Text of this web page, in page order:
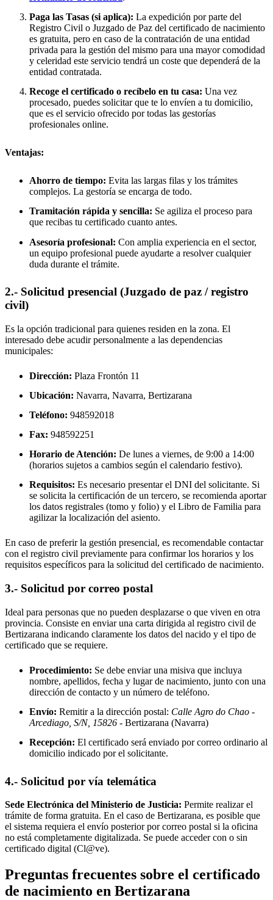
Paga las Tasas (si aplica): La expedición por parte del
Registro Civil o Juzgado de Paz del certificado de nacimiento
es gratuita, pero en caso de la contratación de una entidad
privada para la gestión del mismo para una mayor comodidad
y celeridad este servicio tendrá un coste que dependerá de la
entidad contratada.
Recoge el certificado o recíbelo en tu casa: Una vez
procesado, puedes solicitar que te lo envíen a tu domicilio,
que es el servicio ofrecido por todas las gestorías
profesionales online.
Ventajas:
Ahorro de tiempo: Evita las largas filas y los trámites
complejos. La gestoría se encarga de todo.
Tramitación rápida y sencilla: Se agiliza el proceso para
que recibas tu certificado cuanto antes.
Asesoría profesional: Con amplia experiencia en el sector,
un equipo profesional puede ayudarte a resolver cualquier
duda durante el trámite.
2.- Solicitud presencial (Juzgado de paz / registro
civil)
Es la opción tradicional para quienes residen en la zona. El
interesado debe acudir personalmente a las dependencias
municipales:
Dirección: Plaza Frontón 11
Ubicación: Navarra, Navarra, Bertizarana
Teléfono: 948592018
Fax: 948592251
Horario de Atención: De lunes a viernes, de 9:00 a 14:00
(horarios sujetos a cambios según el calendario festivo).
Requisitos: Es necesario presentar el DNI del solicitante. Si
se solicita la certificación de un tercero, se recomienda aportar
los datos registrales (tomo y folio) y el Libro de Familia para
agilizar la localización del asiento.
En caso de preferir la gestión presencial, es recomendable contactar
con el registro civil previamente para confirmar los horarios y los
requisitos específicos para la solicitud del certificado de nacimiento.
3.- Solicitud por correo postal
Ideal para personas que no pueden desplazarse o que viven en otra
provincia. Consiste en enviar una carta dirigida al registro civil de
Bertizarana indicando claramente los datos del nacido y el tipo de
certificado que se requiere.
Procedimiento: Se debe enviar una misiva que incluya
nombre, apellidos, fecha y lugar de nacimiento, junto con una
dirección de contacto y un número de teléfono.
Envío: Remitir a la dirección postal: Calle Agro do Chao -
Arcediago, S/N, 15826 - Bertizarana (Navarra)
Recepción: El certificado será enviado por correo ordinario al
domicilio indicado por el solicitante.
4.- Solicitud por vía telemática
Sede Electrónica del Ministerio de Justicia: Permite realizar el
trámite de forma gratuita. En el caso de Bertizarana, es posible que
el sistema requiera el envío posterior por correo postal si la oficina
no está completamente digitalizada. Se puede acceder con o sin
certificado digital (Cl@ve).
Preguntas frecuentes sobre el certificado
de nacimiento en Bertizarana